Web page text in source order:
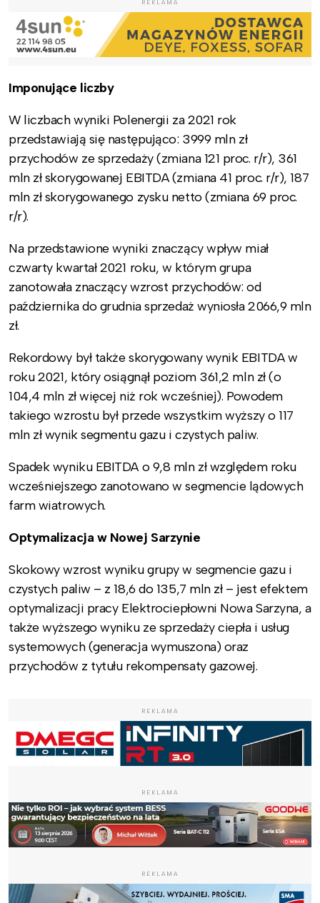
REKLAMA
Imponujące liczby
W liczbach wyniki Polenergii za 2021 rok
przedstawiają się następująco: 3999 mln zł
przychodów ze sprzedaży (zmiana 121 proc. r/r), 361
mln zł skorygowanej EBITDA (zmiana 41 proc. r/r), 187
mln zł skorygowanego zysku netto (zmiana 69 proc.
r/r).
Na przedstawione wyniki znaczący wpływ miał
czwarty kwartał 2021 roku, w którym grupa
zanotowała znaczący wzrost przychodów: od
października do grudnia sprzedaż wyniosła 2066,9 mln
zł.
Rekordowy był także skorygowany wynik EBITDA w
roku 2021, który osiągnął poziom 361,2 mln zł (o
104,4 mln zł więcej niż rok wcześniej). Powodem
takiego wzrostu był przede wszystkim wyższy o 117
mln zł wynik segmentu gazu i czystych paliw.
Spadek wyniku EBITDA o 9,8 mln zł względem roku
wcześniejszego zanotowano w segmencie lądowych
farm wiatrowych.
Optymalizacja w Nowej Sarzynie
Skokowy wzrost wyniku grupy w segmencie gazu i
czystych paliw – z 18,6 do 135,7 mln zł – jest efektem
optymalizacji pracy Elektrociepłowni Nowa Sarzyna, a
także wyższego wyniku ze sprzedaży ciepła i usług
systemowych (generacja wymuszona) oraz
przychodów z tytułu rekompensaty gazowej.
REKLAMA
REKLAMA
REKLAMA